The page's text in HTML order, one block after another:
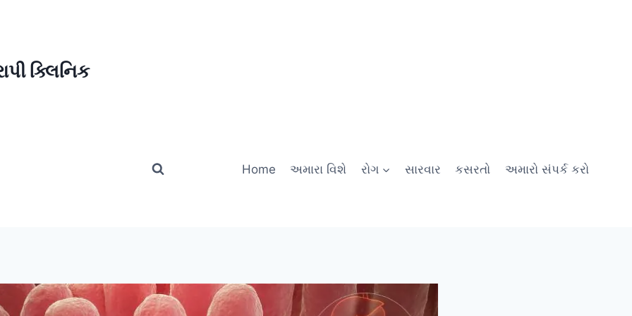
ક્લિનિક
Home અમારા વિશે રોગ સારવાર કસરતો અમારો સંપર્ક કરો